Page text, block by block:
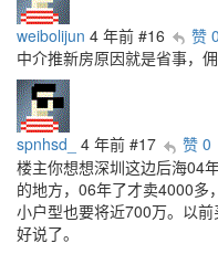
weibolijun 4 年前 #16
赞 0
中介推新房原因就是省事，
spnhsd_ 4 年前 #17
赞 0
楼主你想想深圳这边后海04
的地方，06年了才卖4000多
小户型也要将近700万。以
好说了。